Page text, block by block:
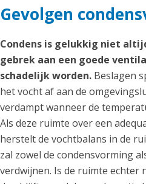
Gevolgen
Condens is gelukkig niet
gebrek aan een goede
schadelijk worden. Beslagen
het vocht af aan de
verdampt wanneer de
Als deze ruimte over een
herstelt de vochtbalans in de
zal zowel de condensvorming
verdwijnen. Is de ruimte echter